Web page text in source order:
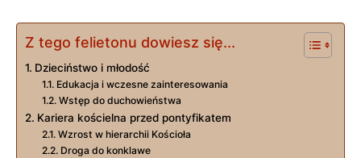
Z tego felietonu dowiesz się...
Dzieciństwo i młodość
Edukacja i wczesne zainteresowania
Wstęp do duchowieństwa
Kariera kościelna przed pontyfikatem
Wzrost w hierarchii Kościoła
Droga do konklawe